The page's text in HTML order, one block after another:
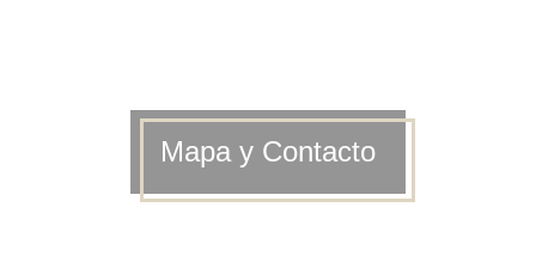
Mapa y Contacto